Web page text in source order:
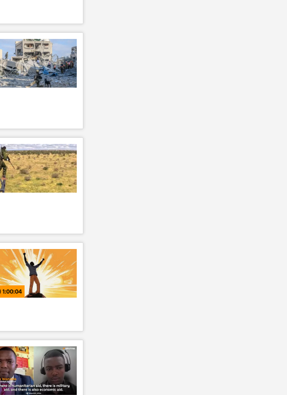
1:00:04